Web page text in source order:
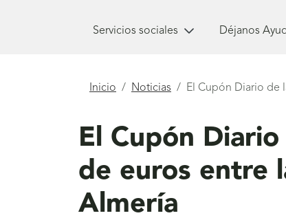
Servicios sociales Déjanos
Está
Inicio Noticias El Cupón Diario de
El Cupón
de euros entre
Almería